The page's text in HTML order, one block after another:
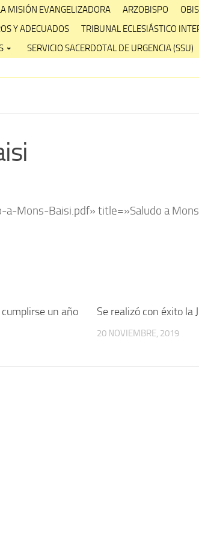
MISIÓN EVANGELIZADORA ARZOBISPO
Y ADECUADOS TRIBUNAL ECLESIÁSTICO
SERVICIO SACERDOTAL DE URGENCIA (SSU)
Mons-Baisi.pdf» title=»Saludo a
un año
Se realizó con éxito la
20 NOVIEMBRE, 2019